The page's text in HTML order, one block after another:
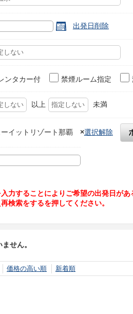
出発日削除
ンタカー付 禁煙ルーム指定
以上 未満
ーイットリゾート那覇 ×選択解除
力することによりご希望の出発日があ
検索をするを押してください。
せん。
価格の高い順 新着順